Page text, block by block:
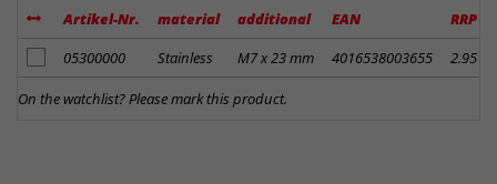
Artikel-Nr. material additional EAN RRP
add to notes
05300000 Stainless M7 x 23 mm 4016538003655 2.95
On the watchlist? Please mark this product.